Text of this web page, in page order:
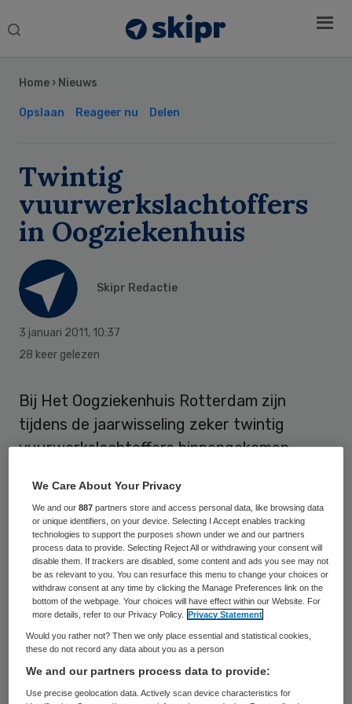
Search
Home › Nieuws
Opslaan Reageer nu Delen
Twintig
vuurwerkslachtoffers
in Oogziekenhuis
Skipr Redactie
3 januari 2011, 10:37
28 keer gelezen
Bij Het Oogziekenhuis Rotterdam zijn
tijdens de jaarwisseling zeker twintig
vuurwerkslachtoffers binnengekomen,
oogziekenhuis in Nederland
zaterdagochtend.
Slachtoffers
Van de slachtoffers was de helft
omstander. Zaterdagochtend worden in het
ziekenhuis al vier slachtoffers geopereerd.
In twee gevallen gaat het om kinderen van
Sidebar
We Care About Your Privacy
We and our887 partners store and access personal data, like browsing data
or unique identifiers, on your device. Selecting I Accept enables tracking
technologies to support the purposes shown under we and our partners
process data to provide. Selecting Reject All or withdrawing your consent will
disable them. If trackers are disabled, some content and ads you see may not
be as relevant to you. You can resurface this menu to change your choices or
withdraw consent at any time by clicking the Manage Preferences link on the
bottom of the webpage. Your choices will have effect within our Website. For
more details, refer to our Privacy Policy.
Privacy Statement
Would you rather not? Then we only place essential and statistical cookies,
these do not record any data about you as a person
We and our partners process data to provide:
Use precise geolocation data. Actively scan device characteristics for